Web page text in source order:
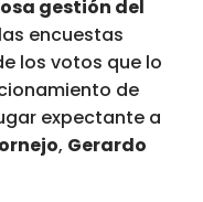
gestión del
encuestas
los votos que lo
de
expectante a
, Gerardo